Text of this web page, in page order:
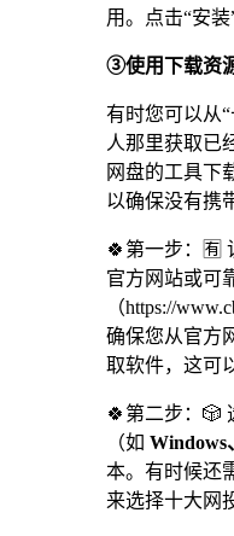
用。点击“安装
③使用下载资
有时您可以从
人那里获取已
网盘的工具下
以确保没有携
🍀第一步：🈶
官方网站或可
（https://
确保您从官方
取软件，这可
🍀第二步：🎲
（如 Windows
本。有时候还
来选择十大网